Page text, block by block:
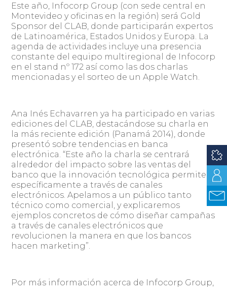
Este año, Infocorp Group (con sede central en
Montevideo y oficinas en la región) será Gold
Sponsor del CLAB, donde participarán expertos
de Latinoamérica, Estados Unidos y Europa. La
agenda de actividades incluye una presencia
constante del equipo multiregional de Infocorp
en el stand nº 172 así como las dos charlas
mencionadas y el sorteo de un Apple Watch.
Ana Inés Echavarren ya ha participado en varias
ediciones del CLAB, destacándose su charla en
la más reciente edición (Panamá 2014), donde
presentó sobre tendencias en banca
electrónica. “Este año la charla se centrará
alrededor del impacto sobre las ventas del
banco que la innovación tecnológica permite,
específicamente a través de canales
electrónicos. Apelamos a un público tanto
técnico como comercial, y explicaremos
ejemplos concretos de cómo diseñar campañas
a través de canales electrónicos que
revolucionen la manera en que los bancos
hacen marketing”.
Por más información acerca de Infocorp Group,